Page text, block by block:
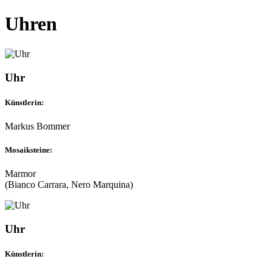
Uhren
Uhr
Künstlerin:
Markus Bommer
Mosaiksteine:
Marmor
(Bianco Carrara, Nero Marquina)
Uhr
Künstlerin: